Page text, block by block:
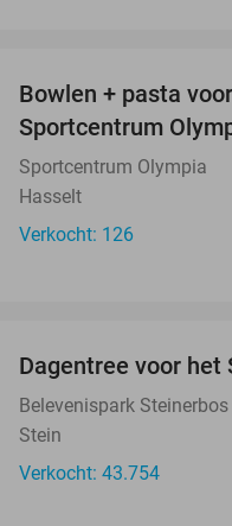
Bowlen + pasta
Sportcentrum
Sportcentrum Olympia
Hasselt
Verkocht: 126
Dagentree voor het
Belevenispark Steinerbos
Stein
Verkocht: 43.754